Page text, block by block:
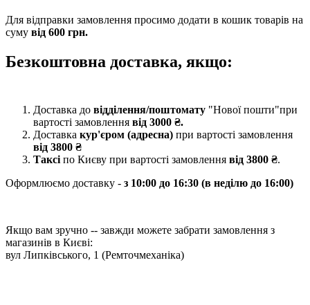
Для відправки замовлення просимо додати в кошик товарів на
суму від 600 грн.
Безкоштовна доставка, якщо:
Доставка до відділення/поштомату "Нової пошти"при
вартості замовлення від 3000 ₴.
Доставка кур'єром (адресна) при вартості замовлення
від 3800 ₴
Таксі по Києву при вартості замовлення від 3800 ₴.
Оформлюємо доставку - з 10:00 до 16:30 (в неділю до 16:00)
Якщо вам зручно -- завжди можете забрати замовлення з
магазинів в Києві:
вул Липківського, 1 (Ремточмеханіка)